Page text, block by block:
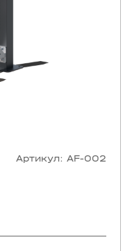
Артикул: AF-002